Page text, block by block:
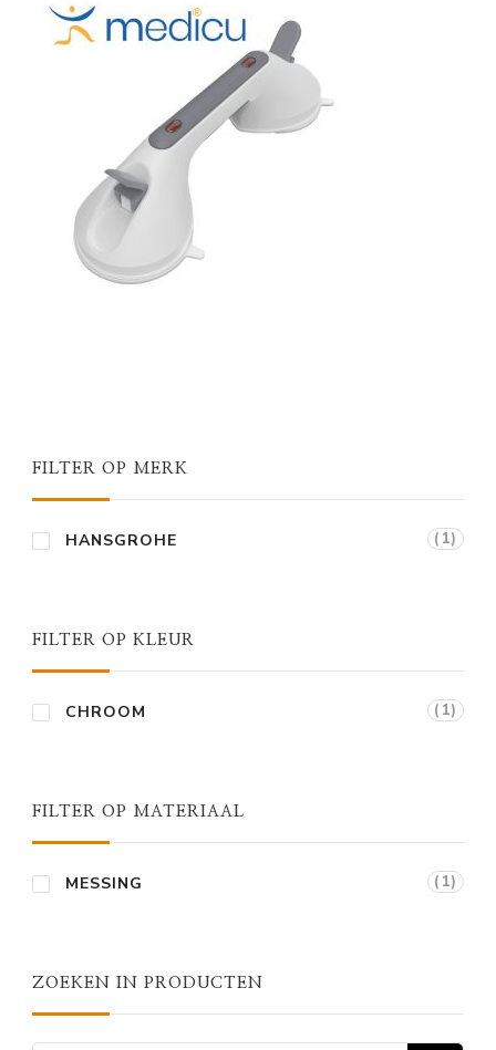
FILTER OP MERK
HANSGROHE (1)
FILTER OP KLEUR
CHROOM (1)
FILTER OP MATERIAAL
MESSING (1)
ZOEKEN IN PRODUCTEN